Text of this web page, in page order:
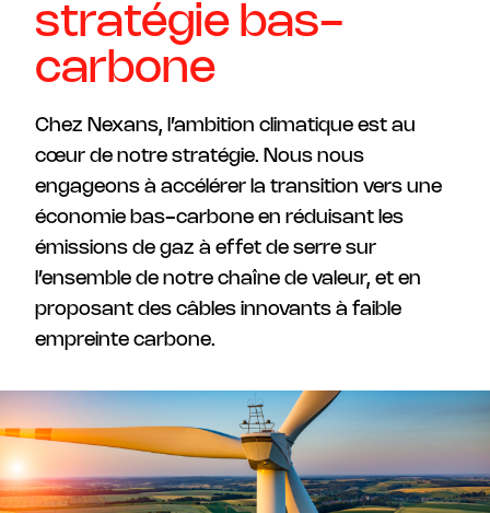
stratégie bas-
carbone
Chez Nexans, l’ambition climatique est au
cœur de notre stratégie. Nous nous
engageons à accélérer la transition vers une
économie bas-carbone en réduisant les
émissions de gaz à effet de serre sur
l’ensemble de notre chaîne de valeur, et en
proposant des câbles innovants à faible
empreinte carbone.